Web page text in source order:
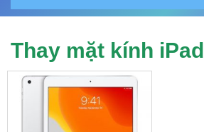
Thay mặt kính iPad